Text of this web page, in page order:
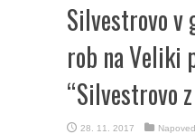
Silvestrovo v
rob na Veliki
“Silvestrovo
28. 11. 2017